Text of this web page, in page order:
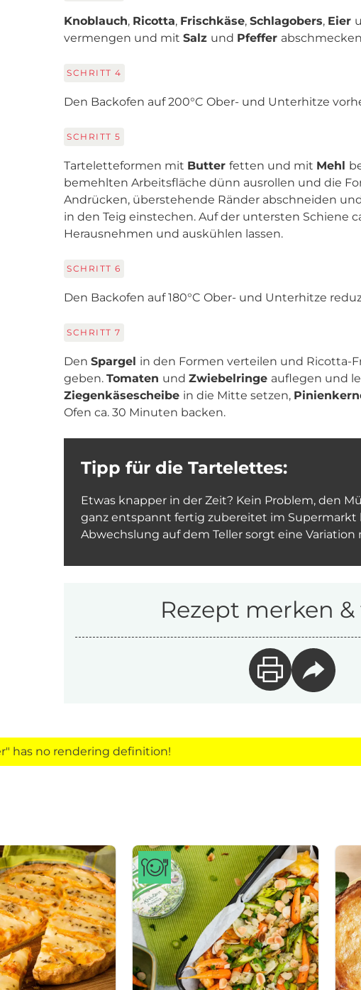
Knoblauch, Ricotta, Frischkäse, Schlagobers, Eier
vermengen und mit Salz und Pfeffer
SCHRITT 4
Den Backofen auf 200°C Ober- und Unterhitze
SCHRITT 5
Tarteletteformen mit Butter fetten und mit Mehl
bemehlten Arbeitsfläche dünn ausrollen und die
Andrücken, überstehende Ränder abschneiden
in den Teig einstechen. Auf der untersten Schiene
Herausnehmen und auskühlen lassen.
SCHRITT 6
Den Backofen auf 180°C Ober- und Unterhitze
SCHRITT 7
Den Spargel in den Formen verteilen und Ricotta-
geben. Tomaten und Zwiebelringe auflegen und
Ziegenkäsescheibe in die Mitte setzen,
Ofen ca. 30 Minuten backen.
Tipp für die Tartelettes:
Etwas knapper in der Zeit? Kein Problem, den
ganz entspannt fertig zubereitet im Supermarkt
Abwechslung auf dem Teller sorgt eine Variation
Rezept merken
has no rendering definition!